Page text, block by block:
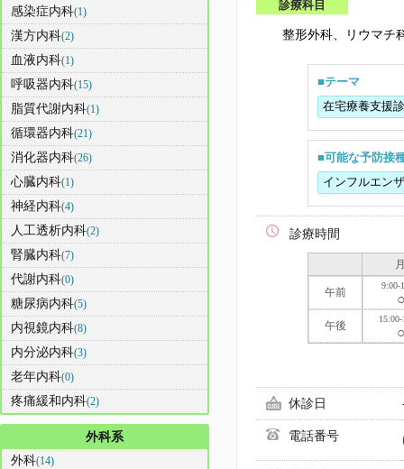
診療科目
整形外科、リウマチ
■テーマ
在宅療養支援
■可能な予防接
インフルエンザ
診療時間
午前
9:00-
午後
休診日
電話番号
感染症内科(1)
漢方内科(2)
血液内科(1)
呼吸器内科(15)
脂質代謝内科(1)
循環器内科(21)
消化器内科(26)
心臓内科(1)
神経内科(4)
人工透析内科(2)
腎臓内科(7)
代謝内科(0)
糖尿病内科(5)
内視鏡内科(8)
内分泌内科(3)
老年内科(0)
疼痛緩和内科(2)
外科系
外科(14)